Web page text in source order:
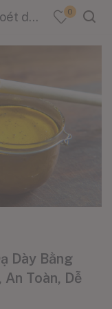
Đánh dấu bài đăng "viêm loét dạ dày" 0
Dày Bằng
An Toàn, Dễ